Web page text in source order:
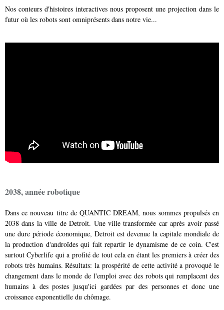
Nos conteurs d'histoires interactives nous proposent une projection dans le
futur où les robots sont omniprésents dans notre vie...
2038, année robotique
Dans ce nouveau titre de QUANTIC DREAM, nous sommes propulsés en
2038 dans la ville de Detroit. Une ville transformée car après avoir passé
une dure période économique, Detroit est devenue la capitale mondiale de
la production d'androïdes qui fait repartir le dynamisme de ce coin. C'est
surtout Cyberlife qui a profité de tout cela en étant les premiers à créer des
robots très humains. Résultats: la prospérité de cette activité a provoqué le
changement dans le monde de l'emploi avec des robots qui remplacent des
humains à des postes jusqu'ici gardées par des personnes et donc une
croissance exponentielle du chômage.